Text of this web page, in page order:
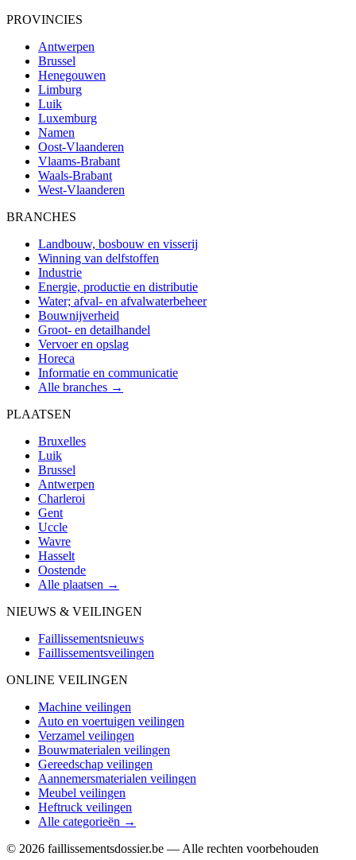
PROVINCIES
Antwerpen
Brussel
Henegouwen
Limburg
Luik
Luxemburg
Namen
Oost-Vlaanderen
Vlaams-Brabant
Waals-Brabant
West-Vlaanderen
BRANCHES
Landbouw, bosbouw en visserij
Winning van delfstoffen
Industrie
Energie, productie en distributie
Water; afval- en afvalwaterbeheer
Bouwnijverheid
Groot- en detailhandel
Vervoer en opslag
Horeca
Informatie en communicatie
Alle branches →
PLAATSEN
Bruxelles
Luik
Brussel
Antwerpen
Charleroi
Gent
Uccle
Wavre
Hasselt
Oostende
Alle plaatsen →
NIEUWS & VEILINGEN
Faillissementsnieuws
Faillissementsveilingen
ONLINE VEILINGEN
Machine veilingen
Auto en voertuigen veilingen
Verzamel veilingen
Bouwmaterialen veilingen
Gereedschap veilingen
Aannemersmaterialen veilingen
Meubel veilingen
Heftruck veilingen
Alle categorieën →
© 2026 faillissementsdossier.be — Alle rechten voorbehouden